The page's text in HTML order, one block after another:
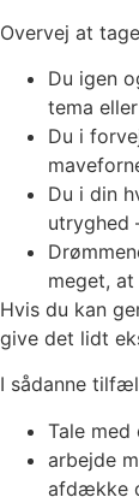
Overvej at
Du igen
tema
Du i
Du i din
utryghed
meget,
Hvis du kan
give det lidt
I sådanne
Tale
arbejde
afdække